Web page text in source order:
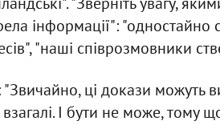
інформації":
"наші співрозмовники
ці докази можуть
І бути не може, тому